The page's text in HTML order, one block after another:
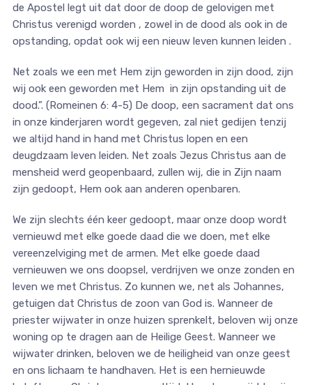
de Apostel legt uit dat door de doop de gelovigen met
Christus verenigd worden , zowel in de dood als ook in de
opstanding, opdat ook wij een nieuw leven kunnen leiden .
Net zoals we een met Hem zijn geworden in zijn dood, zijn
wij ook een geworden met Hem in zijn opstanding uit de
dood.”. (Romeinen 6: 4-5) De doop, een sacrament dat ons
in onze kinderjaren wordt gegeven, zal niet gedijen tenzij
we altijd hand in hand met Christus lopen en een
deugdzaam leven leiden. Net zoals Jezus Christus aan de
mensheid werd geopenbaard, zullen wij, die in Zijn naam
zijn gedoopt, Hem ook aan anderen openbaren.
We zijn slechts één keer gedoopt, maar onze doop wordt
vernieuwd met elke goede daad die we doen, met elke
vereenzelviging met de armen. Met elke goede daad
vernieuwen we ons doopsel, verdrijven we onze zonden en
leven we met Christus. Zo kunnen we, net als Johannes,
getuigen dat Christus de zoon van God is. Wanneer de
priester wijwater in onze huizen sprenkelt, beloven wij onze
woning op te dragen aan de Heilige Geest. Wanneer we
wijwater drinken, beloven we de heiligheid van onze geest
en ons lichaam te handhaven. Het is een hernieuwde